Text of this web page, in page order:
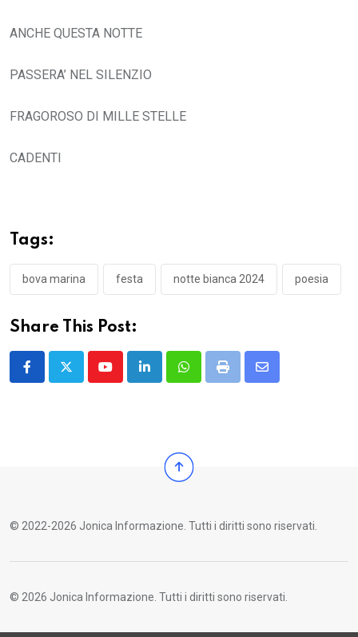
ANCHE QUESTA NOTTE
PASSERA’ NEL SILENZIO
FRAGOROSO DI MILLE STELLE
CADENTI
Tags:
bova marina festa notte bianca 2024 poesia
Share This Post:
YoutubeLinkedInWhatsappPrint
Share
© 2022-2026 Jonica Informazione. Tutti i diritti sono riservati.
© 2026 Jonica Informazione. Tutti i diritti sono riservati.